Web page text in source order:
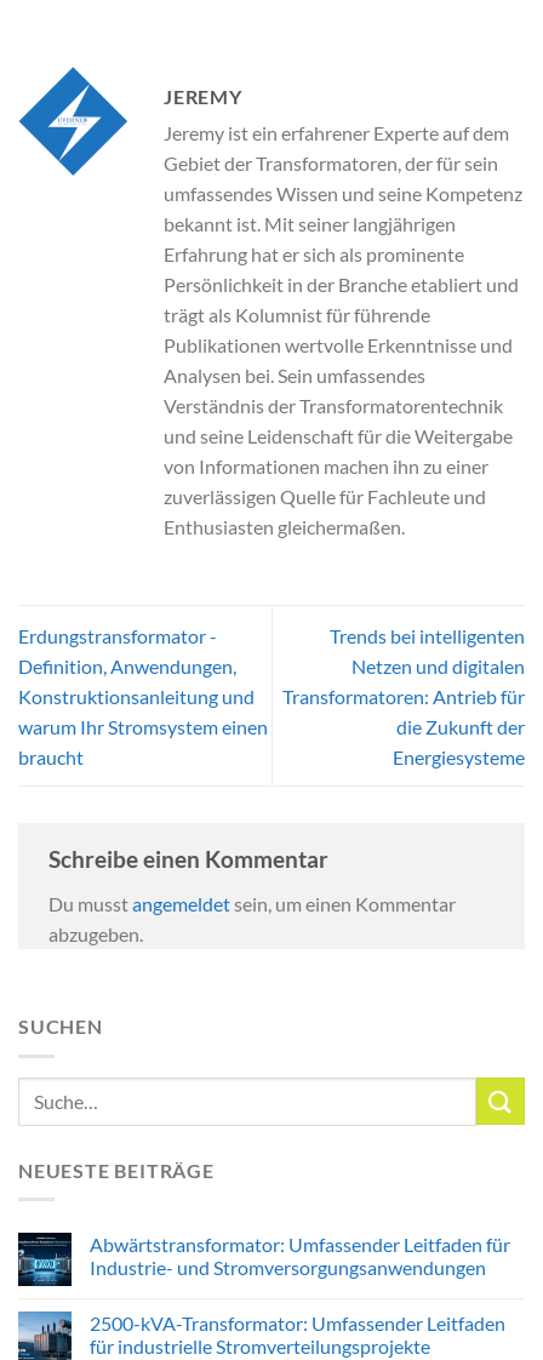
JEREMY
Jeremy ist ein erfahrener Experte auf dem
Gebiet der Transformatoren, der für sein
umfassendes Wissen und seine Kompetenz
bekannt ist. Mit seiner langjährigen
Erfahrung hat er sich als prominente
Persönlichkeit in der Branche etabliert und
trägt als Kolumnist für führende
Publikationen wertvolle Erkenntnisse und
Analysen bei. Sein umfassendes
Verständnis der Transformatorentechnik
und seine Leidenschaft für die Weitergabe
von Informationen machen ihn zu einer
zuverlässigen Quelle für Fachleute und
Enthusiasten gleichermaßen.
Erdungstransformator -
Definition, Anwendungen,
Konstruktionsanleitung und
warum Ihr Stromsystem einen
braucht
Trends bei intelligenten
Netzen und digitalen
Transformatoren: Antrieb für
die Zukunft der
Energiesysteme
Schreibe einen Kommentar
Du musstangemeldetsein, um einen Kommentar
abzugeben.
SUCHEN
NEUESTE BEITRÄGE
Abwärtstransformator: Umfassender Leitfaden für
Industrie- und Stromversorgungsanwendungen
2500-kVA-Transformator: Umfassender Leitfaden
für industrielle Stromverteilungsprojekte